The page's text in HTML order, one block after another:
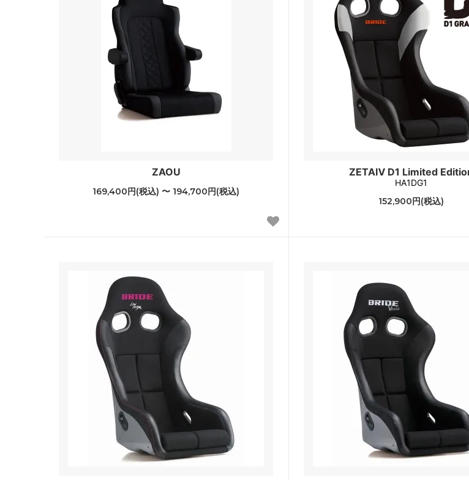
ZAOU
169,400円(税込) 〜 194,700円(税込)
ZETAⅣ D1 Limited
HA1DG1
152,900円(税込)